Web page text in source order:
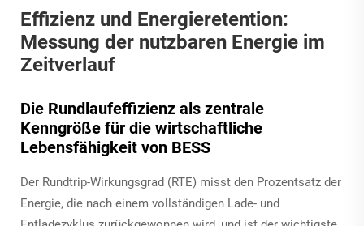
Effizienz und Energieretention:
Messung der nutzbaren Energie im
Zeitverlauf
Die Rundlaufeffizienz als zentrale
Kenngröße für die wirtschaftliche
Lebensfähigkeit von BESS
Der Rundtrip-Wirkungsgrad (RTE) misst den Prozentsatz der
Energie, die nach einem vollständigen Lade- und